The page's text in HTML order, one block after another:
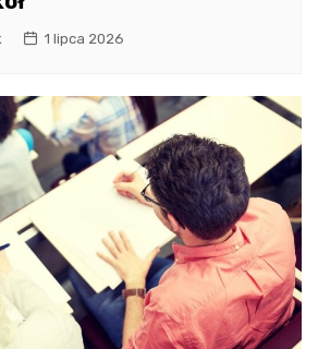
1 lipca 2026